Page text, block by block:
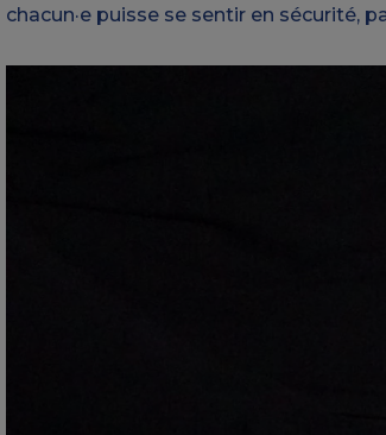
chacun·e puisse se sentir en sécurité,